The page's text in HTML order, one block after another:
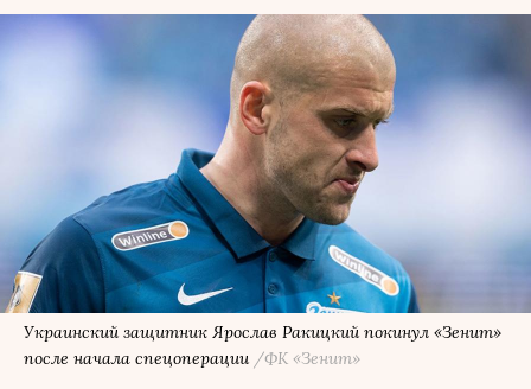
Украинский защитник Ярослав Ракицкий покинул «Зенит»
после начала спецоперации /ФК «Зенит»